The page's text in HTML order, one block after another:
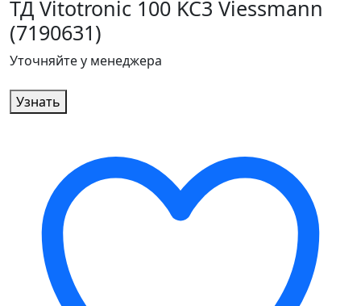
ТД Vitotronic 100 KC3 Viessmann
(7190631)
Уточняйте у менеджера
Узнать